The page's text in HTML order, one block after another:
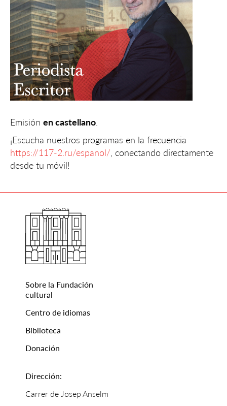
Emisión en castellano
¡Escucha nuestros programas en la frecuencia
https://117-2.ru/espanol/ , conectando directamente
desde tu móvil!
Sobre la Fundación
cultural
Centro de idiomas
Biblioteca
Donación
Dirección:
Carrer de Josep Anselm